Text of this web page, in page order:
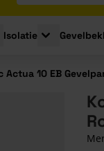
submenu for
Isolatie
Toggle
Actua 10 EB